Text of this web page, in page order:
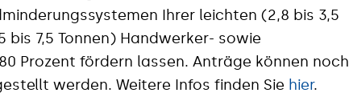
Ihrer leichten (2,8 bis 3,5
bis 7,5 Tonnen) Handwerker- sowie
Prozent fördern lassen. Anträge können noch
werden. Weitere Infos finden Sie hier.